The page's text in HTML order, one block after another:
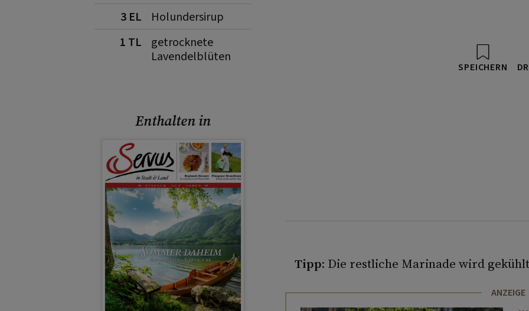
3 EL
Holundersirup
1 TL
getrocknete
Lavendelblüten
Enthalten in
SPEICHERN
Tipp: Die restliche Marinade wird
ANZEIGE